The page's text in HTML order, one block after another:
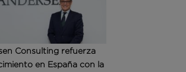
Consulting refuerza
en España con la